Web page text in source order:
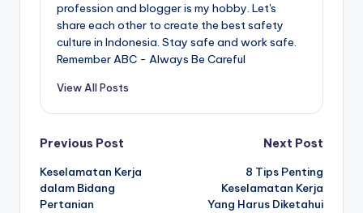
profession and blogger is my hobby. Let's
share each other to create the best safety
culture in Indonesia. Stay safe and work safe.
Remember ABC - Always Be Careful
View All Posts
Post
navigation
Previous Post
Keselamatan Kerja
dalam Bidang
Pertanian
Next Post
8 Tips Penting
Keselamatan Kerja
Yang Harus Diketahui